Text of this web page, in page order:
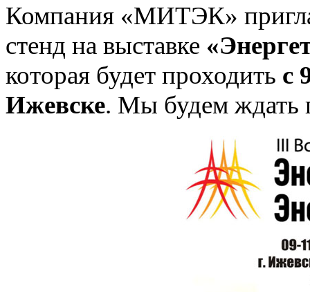
Компания «МИТЭК»
стенд на выставке
которая будет проходить с
Ижевске. Мы будем ждать